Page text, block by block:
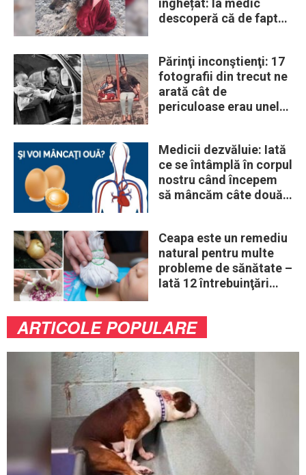
înghețat: la medic
descoperă că de fapt
Părinţi inconştienţi: 17
fotografii din trecut ne
arată cât de
periculoase erau unele
Medicii dezvăluie: Iată
ce se întâmplă în corpul
nostru când începem
să mâncăm câte două
Ceapa este un remediu
natural pentru multe
probleme de sănătate –
Iată 12 întrebuinţări
ARTICOLE POPULARE